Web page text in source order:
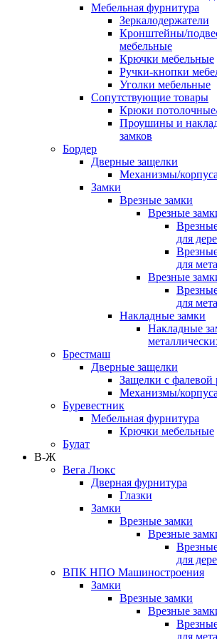
Мебельная фурнитура
Зеркалодержатели
Кронштейны/
мебельные
Крючки мебельные
Ручки-кнопки
Уголки мебельные
Сопутствующие товары
Крюки
Проушины и
замков
Бордер
Дверные защелки
Механизмы/
Замки
Врезные замки
Врезные
для
для
Врезные
для
Накладные замки
Накладные
Брестмаш
Дверные защелки
Защелки с фалевой
Механизмы/
Буревестник
Мебельная фурнитура
Крючки мебельные
Булат
В-Ж
Вега Люкс
Дверная фурнитура
Глазки
Замки
Врезные замки
Врезные
для
ВПК НПО Машиностроения
Замки
Врезные замки
Врезные